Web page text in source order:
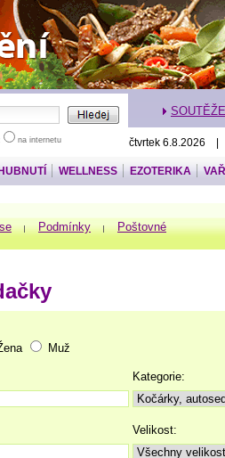
na internetu
SOUTĚŽE
čtvrtek 6.8.2026 |
HUBNUTÍ WELLNESS EZOTERIKA
Podmínky Poštovné
Muž
Kategorie:
Velikost: